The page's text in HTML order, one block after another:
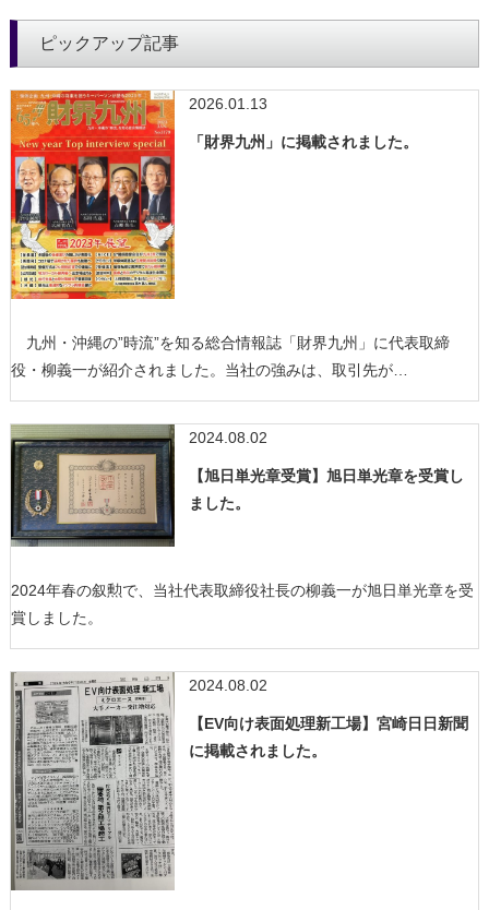
ピックアップ記事
2026.01.13
「財界九州」に掲載されました。
九州・沖縄の”時流”を知る総合情報誌「財界九州」に代表取締
役・柳義一が紹介されました。当社の強みは、取引先が…
2024.08.02
【旭日単光章受賞】旭日単光章を受賞し
ました。
2024年春の叙勲で、当社代表取締役社長の柳義一が旭日単光章を受
賞しました。
2024.08.02
【EV向け表面処理新工場】宮崎日日新聞
に掲載されました。